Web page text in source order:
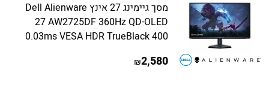
מסך גיימינג 27 אינץ Dell Alienware
27 AW2725DF 360Hz QD-OLED
0.03ms VESA HDR TrueBlack 400
2,580
₪